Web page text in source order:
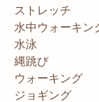
ストレッ
水中ウォーキ
水泳
縄跳び
ウォーキン
ジョギン